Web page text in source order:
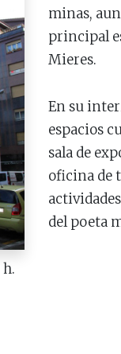
minas,
principal
Mieres.
En su
espacios
sala de
oficina de
del poeta
h.